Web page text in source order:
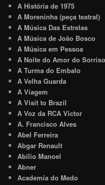
A História de 1975
A Moreninha (peça teatral)
A Música Das Estrelas
A Música de João Bosco
A Música em Pessoa
A Noite do Amor do
A Turma do Embalo
A Velha Guarda
A Viagem
A Visit to Brazil
A Voz da RCA Victor
A. Francisco Alves
Abel Ferreira
Abgar Renault
Abílio Manoel
Abner
Academia do Medo